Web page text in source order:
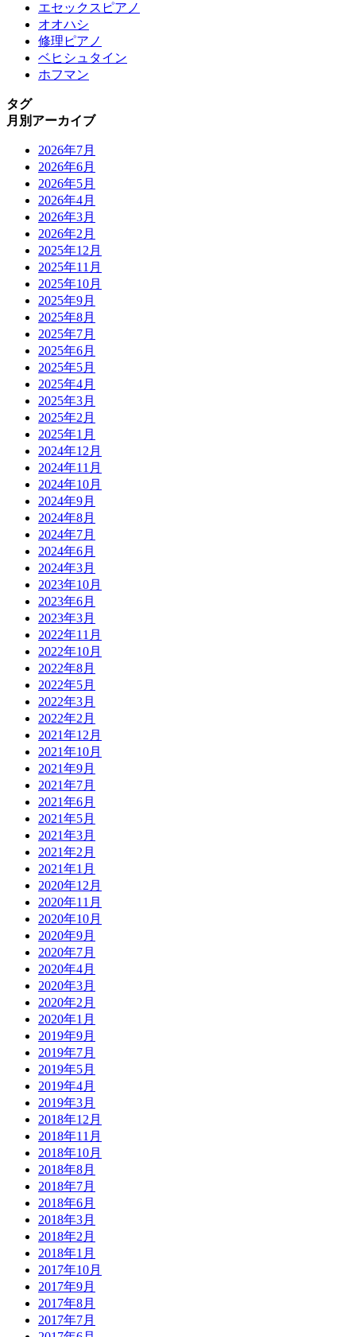
エセックスピアノ
オオハシ
修理ピアノ
ベヒシュタイン
ホフマン
タグ
月別アーカイブ
2026年7月
2026年6月
2026年5月
2026年4月
2026年3月
2026年2月
2025年12月
2025年11月
2025年10月
2025年9月
2025年8月
2025年7月
2025年6月
2025年5月
2025年4月
2025年3月
2025年2月
2025年1月
2024年12月
2024年11月
2024年10月
2024年9月
2024年8月
2024年7月
2024年6月
2024年3月
2023年10月
2023年6月
2023年3月
2022年11月
2022年10月
2022年8月
2022年5月
2022年3月
2022年2月
2021年12月
2021年10月
2021年9月
2021年7月
2021年6月
2021年5月
2021年3月
2021年2月
2021年1月
2020年12月
2020年11月
2020年10月
2020年9月
2020年7月
2020年4月
2020年3月
2020年2月
2020年1月
2019年9月
2019年7月
2019年5月
2019年4月
2019年3月
2018年12月
2018年11月
2018年10月
2018年8月
2018年7月
2018年6月
2018年3月
2018年2月
2018年1月
2017年10月
2017年9月
2017年8月
2017年7月